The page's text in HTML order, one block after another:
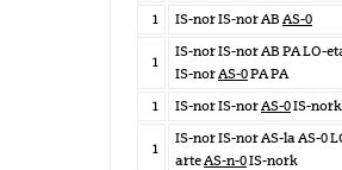
1
IS-nor IS-nor AB AS-0
1
IS-nor IS-nor AB PA LO-
IS-norAS-0PA PA
1
IS-nor IS-norAS-0IS-nork
1
IS-nor IS-nor AS-la AS-0
arteAS-n-0IS-nork